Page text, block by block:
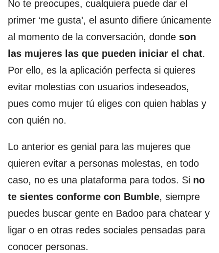
No te preocupes, cualquiera puede dar el
primer ‘me gusta’, el asunto difiere únicamente
al momento de la conversación, donde son
las mujeres las que pueden iniciar el chat.
Por ello, es la aplicación perfecta si quieres
evitar molestias con usuarios indeseados,
pues como mujer tú eliges con quien hablas y
con quién no.
Lo anterior es genial para las mujeres que
quieren evitar a personas molestas, en todo
caso, no es una plataforma para todos. Si no
te sientes conforme con Bumble, siempre
puedes buscar gente en Badoo para chatear y
ligar o en otras redes sociales pensadas para
conocer personas.